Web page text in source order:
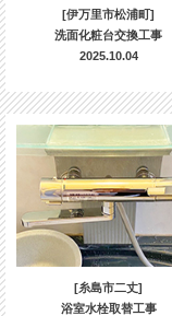
[伊万里市松浦町]
洗面化粧台交換工事
2025.10.04
[糸島市二丈]
浴室水栓取替工事